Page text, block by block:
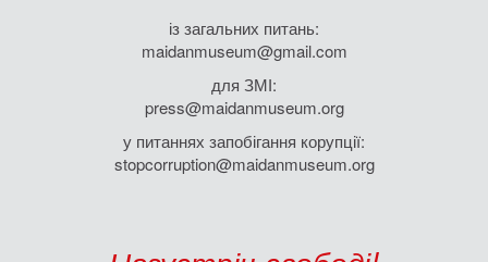
із загальних питань:
maidanmuseum@gmail.com
для ЗМІ:
press@maidanmuseum.org
у питаннях запобігання корупції:
stopcorruption@maidanmuseum.org